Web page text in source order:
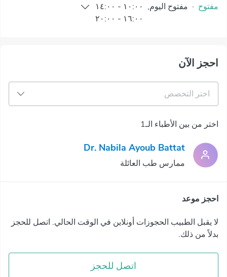
مفتوح · مفتوح اليوم, ١٠:٠٠ - ١٤:٠٠
١٦:٠٠ - ٢٠:٠٠
احجز الآن
اختر التخصص
اختر من بين الأطباء الـ1
Dr. Nabila Ayoub Battat
ممارس طب العائلة
احجز موعد
لا يقبل الطبيب الحجوزات أونلاين في الوقت الحالي. اتصل للحجز
بدلاً من ذلك.
اتصل للحجز